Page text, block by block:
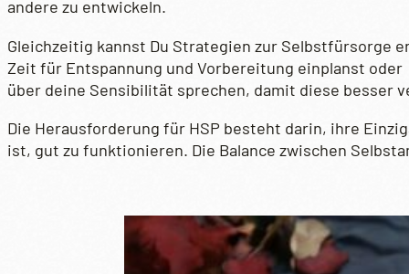
andere zu entwickeln.
Gleichzeitig kannst Du Strategien zur Selbstfürsorge
Zeit für Entspannung und Vorbereitung einplanst
über deine Sensibilität sprechen, damit diese besser
Die Herausforderung für HSP besteht darin, ihre
ist, gut zu funktionieren. Die Balance zwischen